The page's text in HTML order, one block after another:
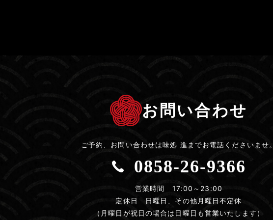
お問い合わせ
ご予約、お問い合わせは味処 進までお電話くださいませ。
0858-26-9366
営業時間 17:00～23:00
定休日 日曜日、その他月曜日不定休
（月曜日が祝日の場合は日曜日も営業いたします）